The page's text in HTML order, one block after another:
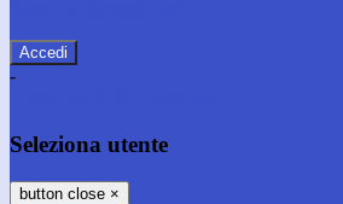
-
Seleziona utente
button close ×